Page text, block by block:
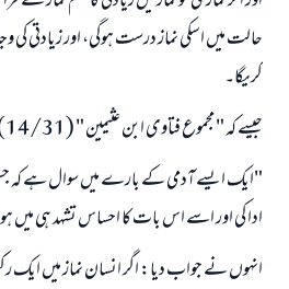
حالت میں اسکی نماز درست ہوگی، اور زیادتی
کریگا۔
جیسے کہ " مجموع فتاوى ابن عثيمين " (14/31) میں ہے کہ:
"ایک ایسے آدمی کے بارے میں سوال ہے کہ
ادا کی اور اسے اس بات کا احساس تشہد ہی میں
انہوں نے جواب دیا: اگر انسان نماز میں ایک